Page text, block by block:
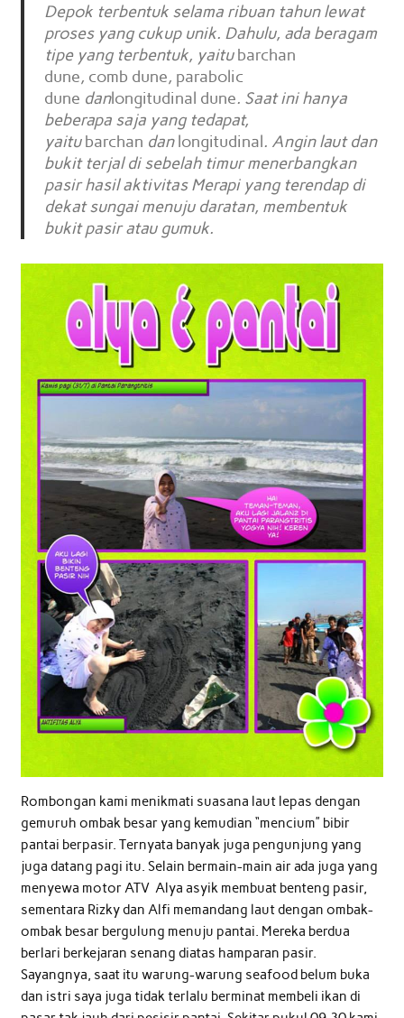
Depok terbentuk selama ribuan tahun lewat
proses yang cukup unik. Dahulu, ada beragam
tipe yang terbentuk, yaitubarchan
dune, comb dune, parabolic
dune danlongitudinal dune. Saat ini hanya
beberapa saja yang tedapat,
yaitubarchan danlongitudinal. Angin laut dan
bukit terjal di sebelah timur menerbangkan
pasir hasil aktivitas Merapi yang terendap di
dekat sungai menuju daratan, membentuk
bukit pasir atau gumuk.
Rombongan kami menikmati suasana laut lepas dengan
gemuruh ombak besar yang kemudian “mencium” bibir
pantai berpasir. Ternyata banyak juga pengunjung yang
juga datang pagi itu. Selain bermain-main air ada juga yang
menyewa motor ATV Alya asyik membuat benteng pasir,
sementara Rizky dan Alfi memandang laut dengan ombak-
ombak besar bergulung menuju pantai. Mereka berdua
berlari berkejaran senang diatas hamparan pasir.
Sayangnya, saat itu warung-warung seafood belum buka
dan istri saya juga tidak terlalu berminat membeli ikan di